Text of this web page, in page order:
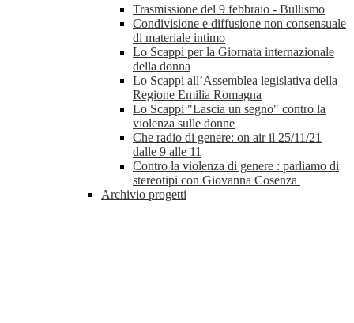
Trasmissione del 9 febbraio - Bullismo
Condivisione e diffusione non consensuale
di materiale intimo
Lo Scappi per la Giornata internazionale
della donna
Lo Scappi all’Assemblea legislativa della
Regione Emilia Romagna
Lo Scappi "Lascia un segno" contro la
violenza sulle donne
Che radio di genere: on air il 25/11/21
dalle 9 alle 11
Contro la violenza di genere : parliamo di
stereotipi con Giovanna Cosenza
Archivio progetti